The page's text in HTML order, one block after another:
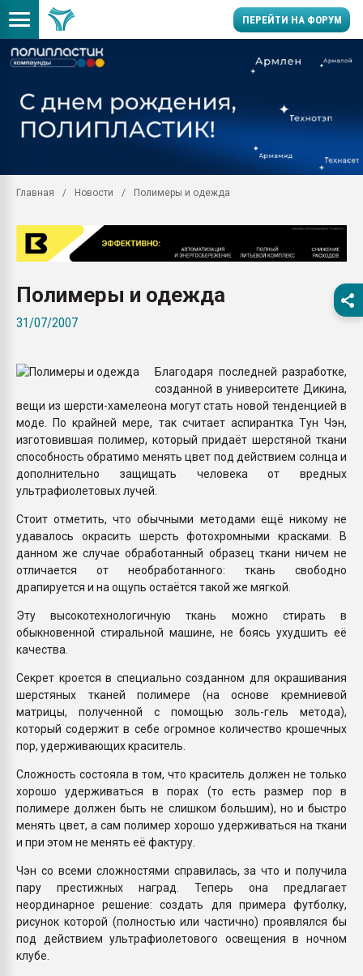
ПЕРЕЙТИ НА ФОРУМ
заводу пластмасс"
Вакуум-формовочные
Подмосковье, Москва
первый план в
Всё, что касается
бутылок
ПЕРЕЙТИ НА
Главная Новости Полимеры и одежда
Полимеры и одежда
31/07/2007
Благодаря последней разработке,
созданной в университете Дикина,
вещи из шерсти-хамелеона могут стать новой тенденцией в
моде. По крайней мере, так считает аспирантка Тун Чэн,
изготовившая полимер, который придаёт шерстяной ткани
способность обратимо менять цвет под действием солнца и
дополнительно защищать человека от вредных
ультрафиолетовых лучей.
Стоит отметить, что обычными методами ещё никому не
удавалось окрасить шерсть фотохромными красками. В
данном же случае обработанный образец ткани ничем не
отличается от необработанного: ткань свободно
драпируется и на ощупь остаётся такой же мягкой.
Эту высокотехнологичную ткань можно стирать в
обыкновенной стиральной машине, не боясь ухудшить её
качества.
Секрет кроется в специально созданном для окрашивания
шерстяных тканей полимере (на основе кремниевой
матрицы, полученной с помощью золь-гель метода),
который содержит в себе огромное количество крошечных
пор, удерживающих краситель.
Сложность состояла в том, что краситель должен не только
хорошо удерживаться в порах (то есть размер пор в
полимере должен быть не слишком большим), но и быстро
менять цвет, а сам полимер хорошо удерживаться на ткани
и при этом не менять её фактуру.
Чэн со всеми сложностями справилась, за что и получила
пару престижных наград. Теперь она предлагает
неординарное решение: создать для примера футболку,
рисунок которой (полностью или частично) проявлялся бы
под действием ультрафиолетового освещения в ночном
клубе.